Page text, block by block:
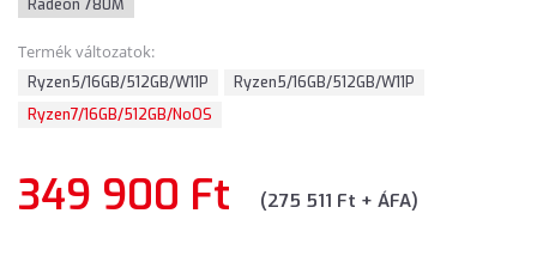
Radeon 780M
Termék változatok:
Ryzen5/16GB/512GB/W11P
Ryzen5/16GB/512GB/W11P
Ryzen7/16GB/512GB/NoOS
349 900 Ft (275 511 Ft + ÁFA)